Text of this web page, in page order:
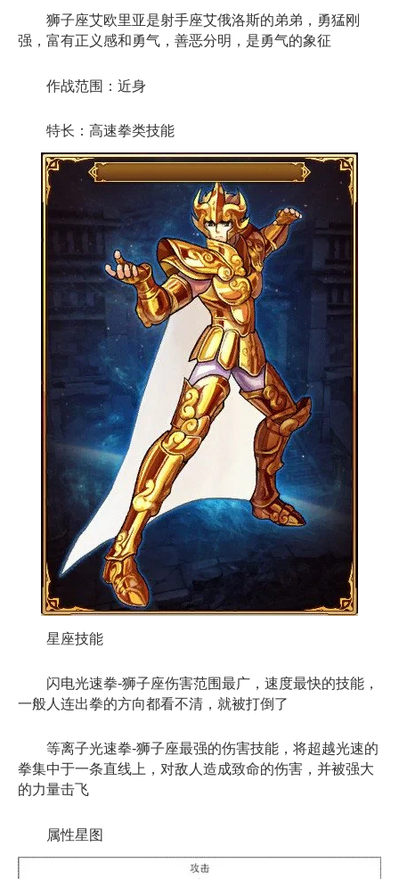
狮子座艾欧里亚是射手座艾俄洛斯的弟弟，勇猛刚
强，富有正义感和勇气，善恶分明，是勇气的象征
作战范围：近身
特长：高速拳类技能
星座技能
闪电光速拳-狮子座伤害范围最广，速度最快的技能，
一般人连出拳的方向都看不清，就被打倒了
等离子光速拳-狮子座最强的伤害技能，将超越光速的
拳集中于一条直线上，对敌人造成致命的伤害，并被强大
的力量击飞
属性星图